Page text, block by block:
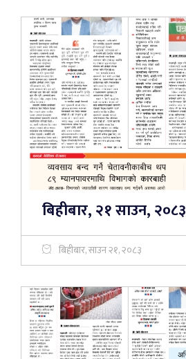
बिहीबार, २१ साउन, २०८३
बिहीबार, साउन २१, २०८३